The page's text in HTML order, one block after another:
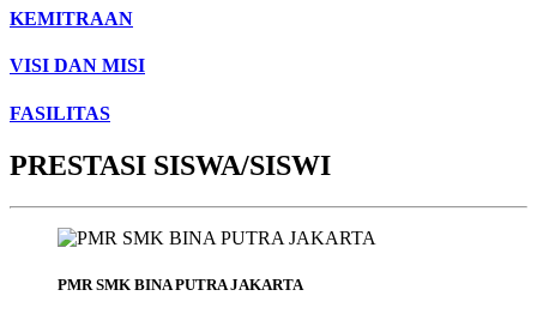
KEMITRAAN
VISI DAN MISI
FASILITAS
PRESTASI SISWA/SISWI
PMR SMK BINA PUTRA JAKARTA